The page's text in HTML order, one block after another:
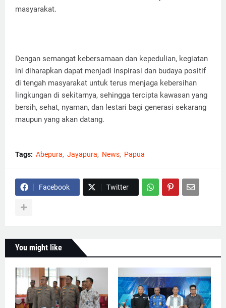
masyarakat.
Dengan semangat kebersamaan dan kepedulian, kegiatan
ini diharapkan dapat menjadi inspirasi dan budaya positif
di tengah masyarakat untuk terus menjaga kebersihan
lingkungan di sekitarnya, sehingga tercipta kawasan yang
bersih, sehat, nyaman, dan lestari bagi generasi sekarang
maupun yang akan datang.
Tags: Abepura Jayapura News Papua
Facebook Twitter
You might like